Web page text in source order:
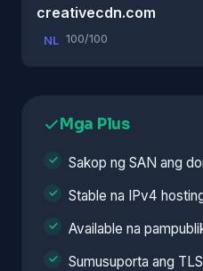
creativecdn.com
NL 100/100
Mga Plus
Sakop ng SAN ang
Stable na IPv4
Available na
Sumusuporta ang